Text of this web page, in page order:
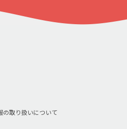
の取り扱いについて